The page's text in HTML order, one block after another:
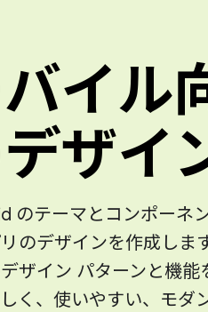
イル
ザイ
のテーマとコンポーネ
のデザインを作成しま
ザイン パターンと機能
く、使いやすい、モダ